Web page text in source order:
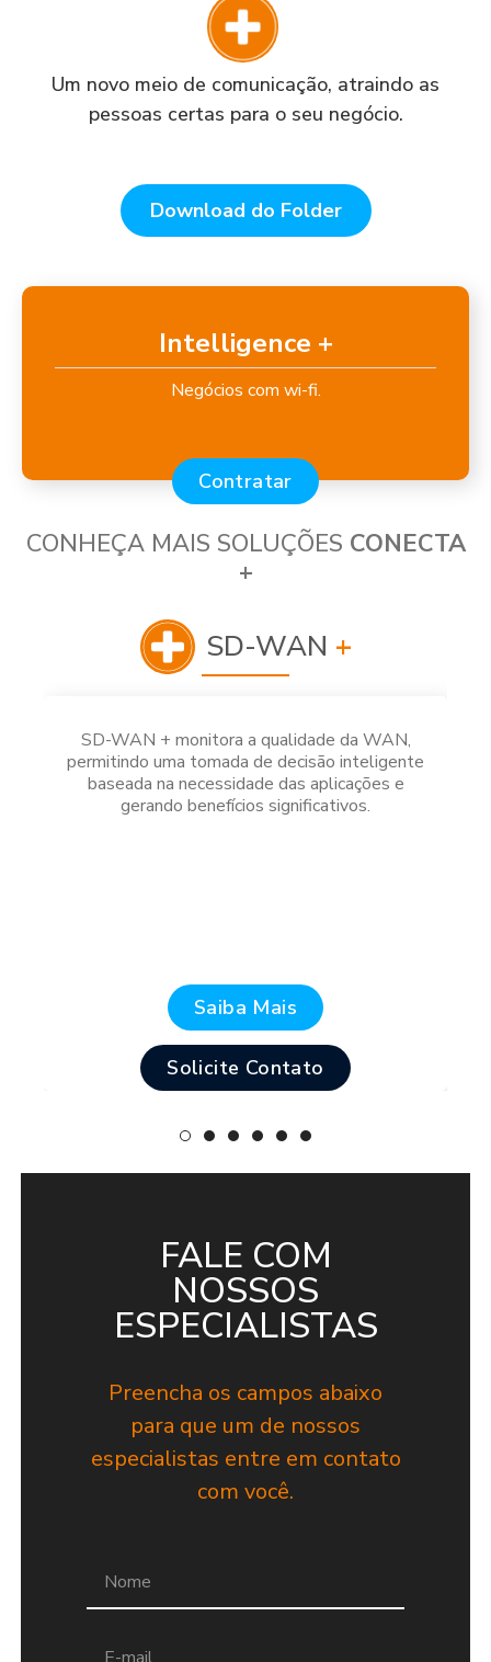
Um novo meio de comunicação, atraindo as
pessoas certas para o seu negócio.
Download do Folder
Intelligence +
Negócios com wi-fi.
Contratar
CONHEÇA MAIS SOLUÇÕES CONECTA
+
SD-WAN +
SD-WAN + monitora a qualidade da WAN,
permitindo uma tomada de decisão inteligente
baseada na necessidade das aplicações e
gerando benefícios significativos.
Saiba Mais
Solicite Contato
FALE COM
NOSSOS
ESPECIALISTAS
Preencha os campos abaixo
para que um de nossos
especialistas entre em contato
com você.